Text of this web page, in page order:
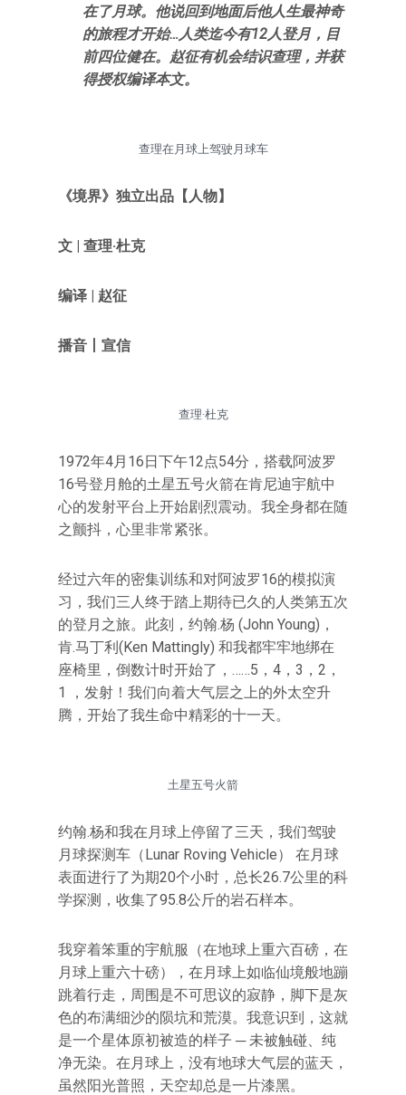
在了月球。他说回到地面后他人生最神奇
的旅程才开始…人类迄今有12人登月，目
前四位健在。赵征有机会结识查理，并获
得授权编译本文。
查理在月球上驾驶月球车
《境界》独立出品 【 人物】
文 | 查理·杜克
编译 | 赵征
播音丨宣信
查理·杜克
1972年4月16日下午12点54分，搭载阿波罗
16号登月舱的土星五号火箭在肯尼迪宇航中
心的发射平台上开始剧烈震动。我全身都在随
之颤抖，心里非常紧张。
经过六年的密集训练和对阿波罗16的模拟演
习，我们三人终于踏上期待已久的人类第五次
的登月之旅。此刻，约翰.杨 (John Young)，
肯.马丁利(Ken Mattingly) 和我都牢牢地绑在
座椅里，倒数计时开始了，……5，4，3，2，
1 ，发射！我们向着大气层之上的外太空升
腾，开始了我生命中精彩的十一天。
土星五号火箭
约翰.杨和我在月球上停留了三天，我们驾驶
月球探测车（Lunar Roving Vehicle） 在月球
表面进行了为期20个小时，总长26.7公里的科
学探测，收集了95.8公斤的岩石样本。
我穿着笨重的宇航服（在地球上重六百磅，在
月球上重六十磅），在月球上如临仙境般地蹦
跳着行走，周围是不可思议的寂静，脚下是灰
色的布满细沙的陨坑和荒漠。我意识到，这就
是一个星体原初被造的样子 ─ 未被触碰、纯
净无染。在月球上，没有地球大气层的蓝天，
虽然阳光普照，天空却总是一片漆黑。